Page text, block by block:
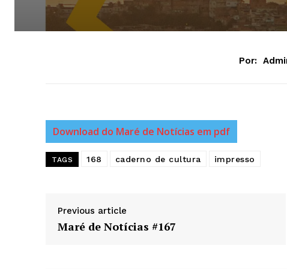
Por:
Download do Maré de Notícias em pdf
TAGS 168 caderno de cultura impresso
Previous article
Maré de Notícias #167